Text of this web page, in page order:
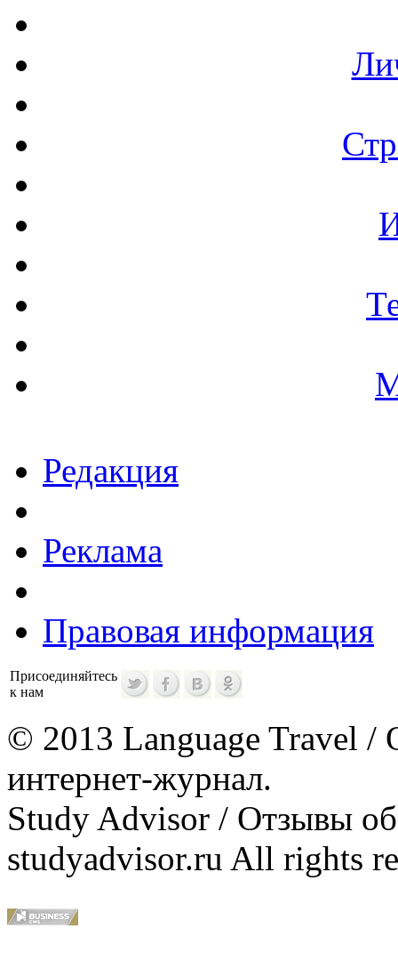
Редакция
Реклама
Правовая информация
Присоединяйтесь
к нам
© 2013 Language Travel /
интернет-журнал.
Study Advisor / Отзывы
studyadvisor.ru All rights